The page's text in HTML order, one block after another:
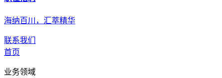
海纳百川，汇萃精华
联系我们
首页
业务领域